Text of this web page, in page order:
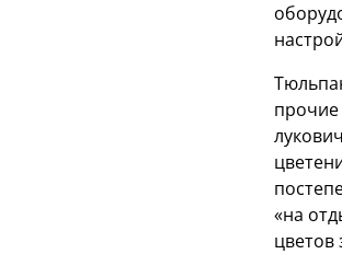
«на
цветов